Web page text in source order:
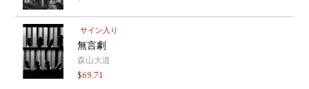
サイン入り
無言劇
森山大道
$69.71